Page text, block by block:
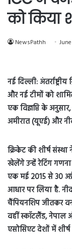
को किया
NewsPathh
नई दिल्ली:
और नई टीमों को
एक विज्ञप्ति के
अमीरात (यूएई) और
क्रिकेट की शीर्ष
खेलेंगे उन्हें रेटिंग
एक मई 2015 से 30
आधार पर लिया है.
चैंपियनशिप जीतकर
वहीं स्कॉटलैंड, नेपाल
एसोसिएट देशों में